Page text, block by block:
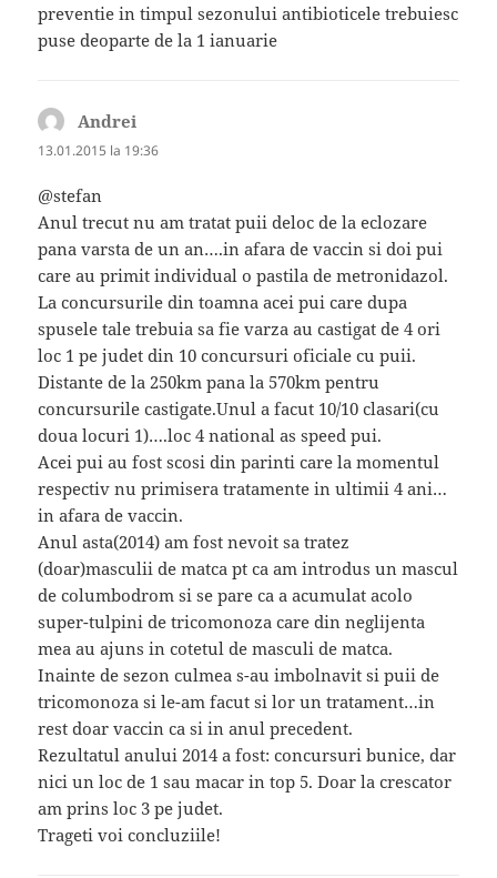
preventie in timpul sezonului antibioticele trebuiesc
puse deoparte de la 1 ianuarie
Andrei
13.01.2015 la 19:36
@stefan
Anul trecut nu am tratat puii deloc de la eclozare
pana varsta de un an….in afara de vaccin si doi pui
care au primit individual o pastila de metronidazol.
La concursurile din toamna acei pui care dupa
spusele tale trebuia sa fie varza au castigat de 4 ori
loc 1 pe judet din 10 concursuri oficiale cu puii.
Distante de la 250km pana la 570km pentru
concursurile castigate.Unul a facut 10/10 clasari(cu
doua locuri 1)….loc 4 national as speed pui.
Acei pui au fost scosi din parinti care la momentul
respectiv nu primisera tratamente in ultimii 4 ani…
in afara de vaccin.
Anul asta(2014) am fost nevoit sa tratez
(doar)masculii de matca pt ca am introdus un mascul
de columbodrom si se pare ca a acumulat acolo
super-tulpini de tricomonoza care din neglijenta
mea au ajuns in cotetul de masculi de matca.
Inainte de sezon culmea s-au imbolnavit si puii de
tricomonoza si le-am facut si lor un tratament…in
rest doar vaccin ca si in anul precedent.
Rezultatul anului 2014 a fost: concursuri bunice, dar
nici un loc de 1 sau macar in top 5. Doar la crescator
am prins loc 3 pe judet.
Trageti voi concluziile!